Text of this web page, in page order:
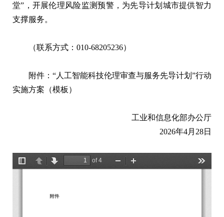
堂”，开展伦理风险监测预警，为先导计划城市提供智力
支撑服务。
（联系方式：010-68205236）
附件：“人工智能科技伦理审查与服务先导计划”行动
实施方案（模板）
工业和信息化部办公厅
2026年4月28日